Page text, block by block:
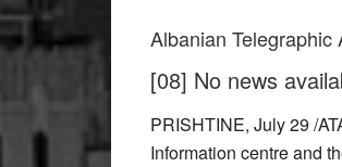
Albanian Telegraphic
[08] No news
PRISHTINE, July 29 /
Information centre and